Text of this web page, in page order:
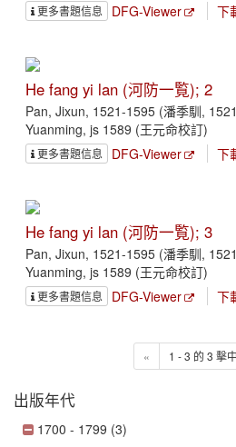
更多書題信息 DFG-Viewer 下
He fang yi lan (河防一覧); 2
Pan, Jixun, 1521-1595 (潘季馴,
Yuanming, js 1589 (王元命校訂)
更多書題信息 DFG-Viewer 下
He fang yi lan (河防一覧); 3
Pan, Jixun, 1521-1595 (潘季馴,
Yuanming, js 1589 (王元命校訂)
更多書題信息 DFG-Viewer 下
« 1 - 3 的 3 擊中
出版年代
1700 - 1799 (3)